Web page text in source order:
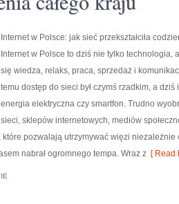
Internet w Polsce: jak sieć przekształciła
Internet w Polsce to dziś nie tylko
się wiedza, relaks, praca, sprzedaż i
temu dostęp do sieci był czymś rzadkim, a
energia elektryczna czy smartfon. Trudno
sieci, sklepów internetowych, mediów
pozwalają utrzymywać więzi
nabrał ogromnego tempa. Wraz z [ Read